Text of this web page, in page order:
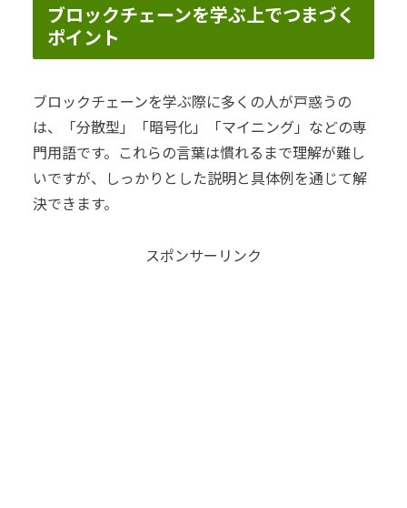
ブロックチェーンを学ぶ上でつまづく
ポイント
ブロックチェーンを学ぶ際に多くの人が戸惑うの
は、「分散型」「暗号化」「マイニング」などの専
門用語です。これらの言葉は慣れるまで理解が難し
いですが、しっかりとした説明と具体例を通じて解
決できます。
スポンサーリンク